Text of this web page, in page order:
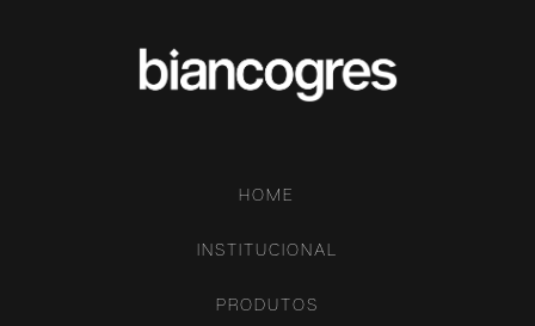
HOME
INSTITUCIONAL
PRODUTOS